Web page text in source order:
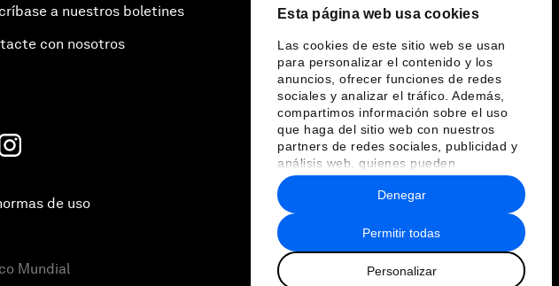
Esta página web usa cookies
Las cookies de este sitio web se usan
para personalizar el contenido y los
anuncios, ofrecer funciones de redes
sociales y analizar el tráfico. Además,
compartimos información sobre el uso
que haga del sitio web con nuestros
partners de redes sociales, publicidad y
análisis web, quienes pueden
combinarla con otra información que les
haya proporcionado o que hayan
recopilado a partir del uso que haya
hecho de sus servicios.
Permitir todas
Personalizar
Denegar
a nuestros boletines
con nosotros
de uso
Mundial